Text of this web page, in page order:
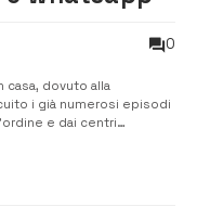
0
dovuto alla
i già numerosi episodi
e dai centri
forzata con il